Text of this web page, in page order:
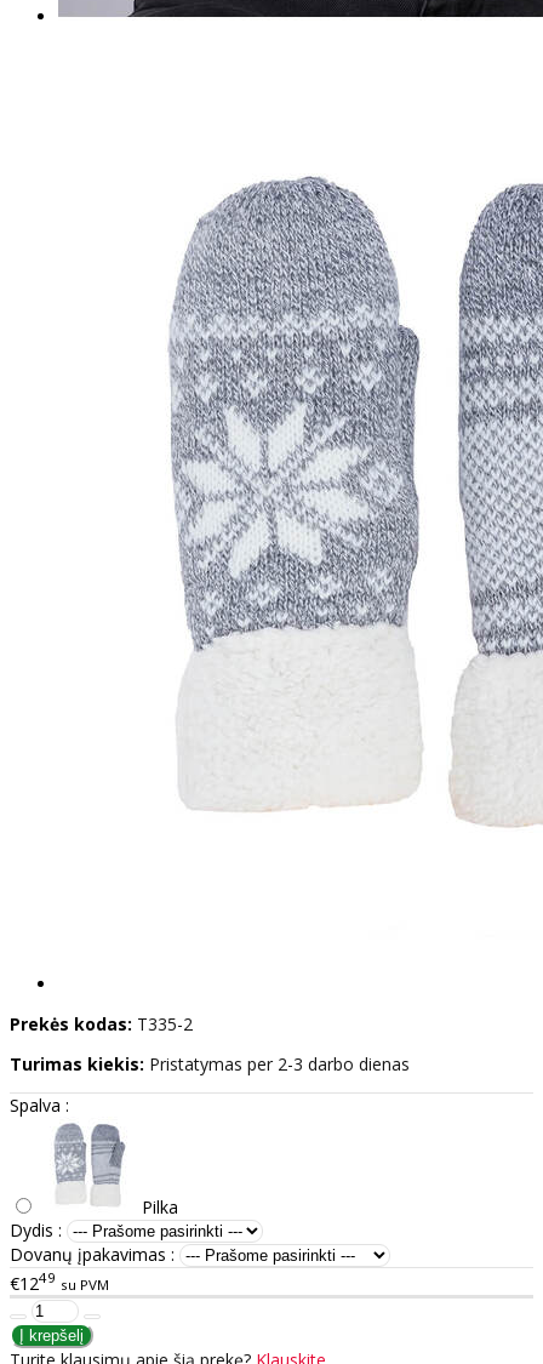
Prekės kodas: T335-2
Turimas kiekis: Pristatymas per 2-3 darbo dienas
Spalva :
Pilka
Dydis :
Dovanų įpakavimas :
€1249 su PVM